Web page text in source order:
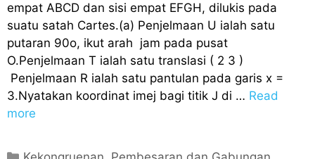
empat ABCD dan sisi empat EFGH, dilukis pada
suatu satah Cartes.(a) Penjelmaan U ialah satu
putaran 90o, ikut arah jam pada pusat
O.Penjelmaan T ialah satu translasi ( 2 3 )
Penjelmaan R ialah satu pantulan pada garis x =
3.Nyatakan koordinat imej bagi titik J di … Read
more
C